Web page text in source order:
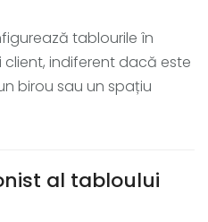
tablourile în
indiferent dacă este
birou sau un spațiu
al tabloului